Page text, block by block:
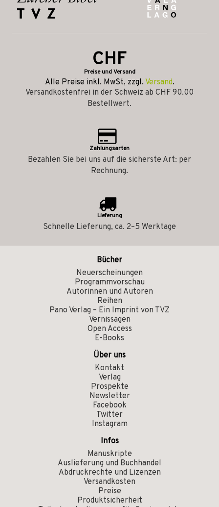
CHF
Preise und Versand
Alle Preise inkl. MwSt, zzgl. Versand.
Versandkostenfrei in der Schweiz ab CHF 90.00
Bestellwert.
Zahlungsarten
Bezahlen Sie bei uns auf die sicherste Art: per
Rechnung.
Lieferung
Schnelle Lieferung, ca. 2–5 Werktage
Bücher
Neuerscheinungen
Programmvorschau
Autorinnen und Autoren
Reihen
Pano Verlag – Ein Imprint von TVZ
Vernissagen
Open Access
E-Books
Über uns
Kontakt
Verlag
Prospekte
Newsletter
Facebook
Twitter
Instagram
Infos
Manuskripte
Auslieferung und Buchhandel
Abdruckrechte und Lizenzen
Versandkosten
Preise
Produktsicherheit